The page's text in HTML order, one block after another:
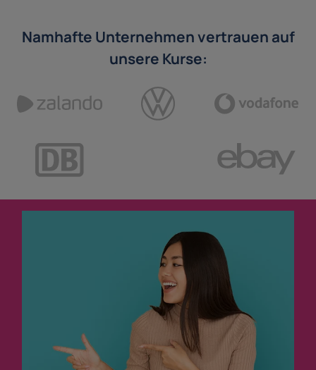
Namhafte Unternehmen vertrauen auf
unsere Kurse: